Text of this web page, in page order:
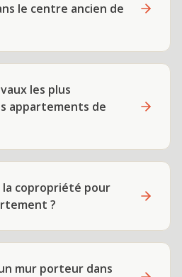
le centre ancien de
les plus
appartements de
la copropriété pour
?
mur porteur dans